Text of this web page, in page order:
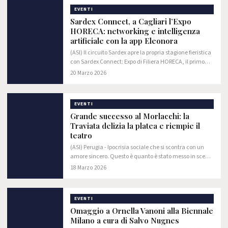
EVENTI
Sardex Connect, a Cagliari l’Expo
HORECA: networking e intelligenza
artificiale con la app Eleonora
(ASI) Il circuito Sardex apre la propria stagione fieristica
con Sardex Connect: Expo di Filiera HORECA, il primo
grande evento dedicato al business networking tra
20 Marzo 2026
EVENTI
Grande successo al Morlacchi: la
Traviata delizia la platea e riempie il
teatro
(ASI) Perugia - Ipocrisia sociale che si scontra con un
amore sincero. Questo è quanto è stato messo in scena
ieri sul palco del Teatro Morlacchi di Perugia.
18 Marzo 2026
EVENTI
Omaggio a Ornella Vanoni alla Biennale
Milano a cura di Salvo Nugnes